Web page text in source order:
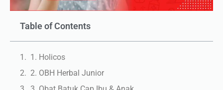
Table of Contents
1. Holicos
2. OBH Herbal Junior